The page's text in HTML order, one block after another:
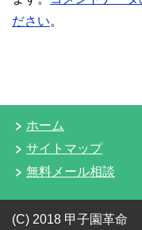
ださい。
ホーム
サイトマップ
無料メール相談
(C) 2018 甲子園革命